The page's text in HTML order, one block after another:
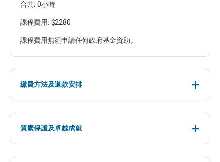
合共: 0小時
課程費用: $2280
課程費用無須申請任何政府基金資助。
繳費方法及退款安排
質素保證及卓越成就